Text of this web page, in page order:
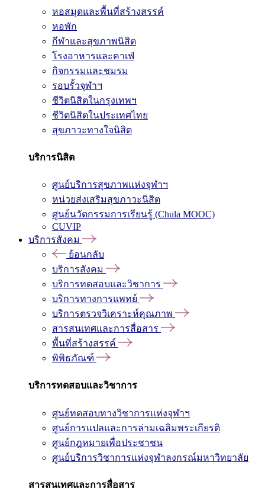
หอสมุดและพื้นที่สร้างสรรค์
หอพัก
กีฬาและสุขภาพนิสิต
โรงอาหารและคาเฟ่
กิจกรรมและชมรม
รอบรั้วจุฬาฯ
ชีวิตนิสิตในกรุงเทพฯ
ชีวิตนิสิตในประเทศไทย
สุขภาวะทางใจนิสิต
บริการนิสิต
ศูนย์บริการสุขภาพแห่งจุฬาฯ
หน่วยส่งเสริมสุขภาวะนิสิต
ศูนย์นวัตกรรมการเรียนรู้ (Chula MOOC)
CUVIP
บริการสังคม
ย้อนกลับ
บริการสังคม
บริการทดสอบและวิชาการ
บริการทางการแพทย์
บริการตรวจวิเคราะห์คุณภาพ
สารสนเทศและการสื่อสาร
พื้นที่สร้างสรรค์
พิพิธภัณฑ์
บริการทดสอบและวิชาการ
ศูนย์ทดสอบทางวิชาการแห่งจุฬาฯ
ศูนย์การแปลและการล่ามเฉลิมพระเกียรติ
ศูนย์กฎหมายเพื่อประชาชน
ศูนย์บริการวิชาการแห่งจุฬาลงกรณ์มหาวิทยาลัย
สารสนเทศและการสื่อสาร